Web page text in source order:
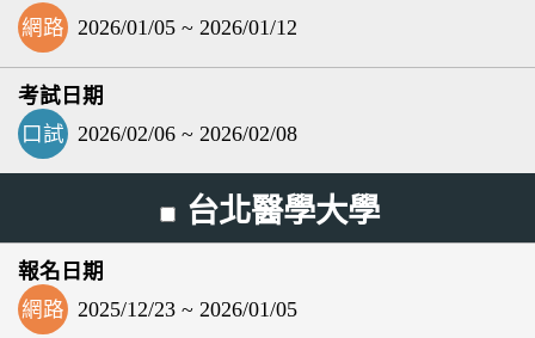
網路 2026/01/05 ~ 2026/01/12
口試 2026/02/06 ~ 2026/02/08
台北醫學大學
網路 2025/12/23 ~ 2026/01/05